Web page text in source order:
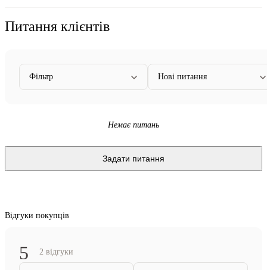
Питання клієнтів
Фільтр Нові питання
Немає питань
Задати питання
Відгуки покупців
5 2 відгуки